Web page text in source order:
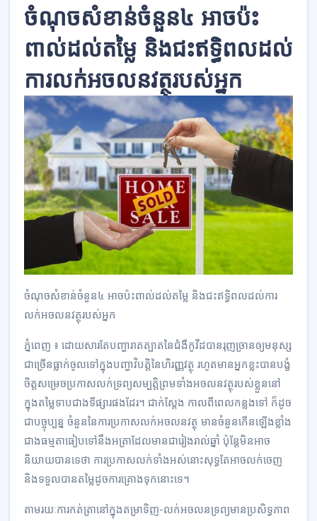
ចំណុចសំខាន់ចំនួន៤ អាចប៉ះ
ពាល់ដល់តម្លៃ និងជះឥទ្ធិពលដល់
ការលក់អចលនវត្ថុរបស់អ្នក
ចំណុចសំខាន់ចំនួន៤ អាចប៉ះពាល់ដល់តម្លៃ និងជះឥទ្ធិពលដល់ការ
លក់អចលនវត្ថុរបស់អ្នក
ភ្នំពេញ ៖ ដោយសារតែបញ្ហារាតត្បាតនៃជំងឺកូវីដបានរុញច្រានឲ្យមនុស្ស
ជាច្រើនធ្លាក់ចូលទៅក្នុងបញ្ហាវិបត្តិនៃហិរញ្ញវត្ថុ រហូតមានអ្នកខ្លះបានបង្ខំ
ចិត្តសម្រេចប្រកាសលក់ទ្រព្យសម្បត្តិព្រមទាំងអចលនវត្ថុរបស់ខ្លួននៅ
ក្នុងតម្លៃទាបជាងទីផ្សារផងដែរ។ ជាក់ស្ដែង កាលពីពេលកន្លងទៅ ក៏ដូច
ជាបច្ចុប្បន្ន ចំនួននៃការប្រកាសលក់អចលនវត្ថុ មានចំនួនកើនឡើងខ្លាំង
ជាងធម្មតាធៀបទៅនឹងអត្រាដែលមានជារៀងរាល់ឆ្នាំ ប៉ុន្តែមិនអាច
និយាយបានទេថា ការប្រកាសលក់ទាំងអស់នោះសុទ្ធតែអាចលក់ចេញ
និងទទួលបានតម្លៃដូចការគ្រោងទុកនោះទេ។
តាមរយៈការកត់ត្រានៅក្នុងតម្រាទិញ-លក់អចលនទ្រព្យមានប្រសិទ្ធភាព